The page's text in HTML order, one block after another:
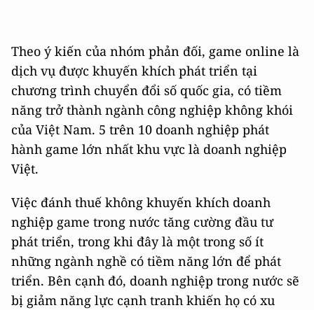
Theo ý kiến của nhóm phản đối, game online là
dịch vụ được khuyến khích phát triển tại
chương trình chuyển đổi số quốc gia, có tiềm
năng trở thành ngành công nghiệp không khói
của Việt Nam. 5 trên 10 doanh nghiệp phát
hành game lớn nhất khu vực là doanh nghiệp
Việt.
Việc đánh thuế không khuyến khích doanh
nghiệp game trong nước tăng cường đầu tư
phát triển, trong khi đây là một trong số ít
những ngành nghề có tiềm năng lớn để phát
triển. Bên cạnh đó, doanh nghiệp trong nước sẽ
bị giảm năng lực cạnh tranh khiến họ có xu